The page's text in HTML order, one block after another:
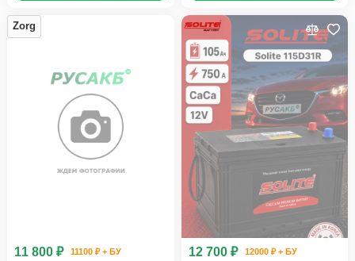
Zorg
11 800 ₽
11100 ₽ + БУ
12 700 ₽
12000 ₽ + БУ